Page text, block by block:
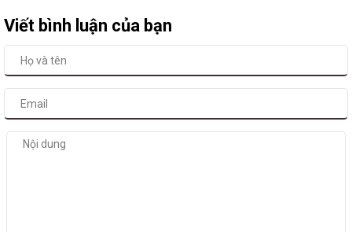
Viết bình luận của bạn